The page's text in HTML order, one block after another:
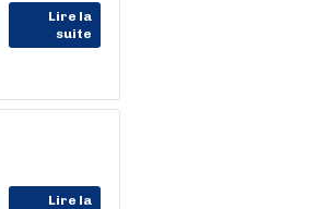
Lire la
suite
Lire la